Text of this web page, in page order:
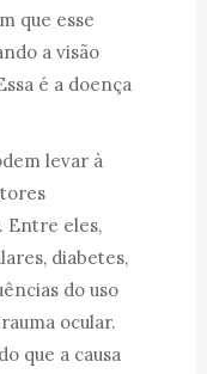
que esse
a visão
é a doença
levar à
Entre eles,
diabetes,
do uso
ocular.
que a causa